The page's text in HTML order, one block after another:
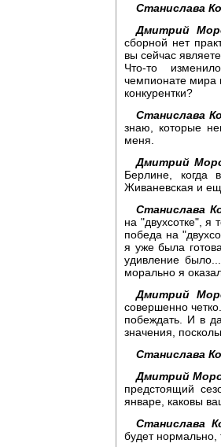
Станислава
Дмитрий
сборной нет
вы сейчас
Что-то
чемпионате мира
конкурентки?
Станислава
знаю, которые
меня.
Дмитрий
Берлине, когда
Живаневская и
Станислава
на "двухсотке", я
победа на
я уже была
удивление
морально я
Дмитрий
совершенно
побеждать. И в
значения,
Станислава
Дмитрий
предстоящий
январе, каковы
Станислава
будет